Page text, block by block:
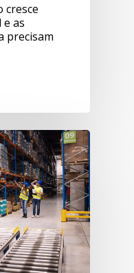
cresce
as
precisam